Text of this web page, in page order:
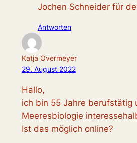
Jochen Schneider für
Antworten
Katja Overmeyer
29. August 2022
Hallo,
ich bin 55 Jahre berufstätig
Meeresbiologie
Ist das möglich online?